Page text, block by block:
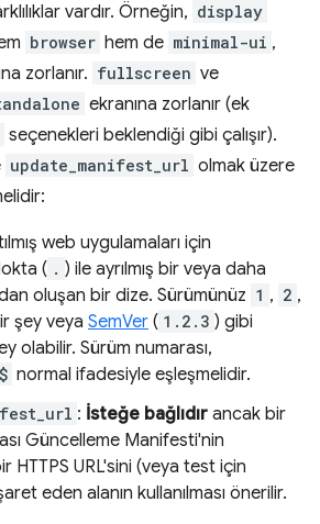
vardır. Örneğin, display
browser hem de minimal-ui ,
zorlanır. fullscreen ve
ekranına zorlanır (ek
seçenekleri beklendiği gibi çalışır).
update_manifest_url olmak üzere
web uygulamaları için
( . ) ile ayrılmış bir veya daha
oluşan bir dize. Sürümünüz 1 , 2 ,
şey veya SemVer ( 1.2.3 ) gibi
olabilir. Sürüm numarası,
normal ifadesiyle eşleşmelidir.
: İsteğe bağlıdır ancak bir
Güncelleme Manifesti'nin
HTTPS URL'sini (veya test için
eden alanın kullanılması önerilir.